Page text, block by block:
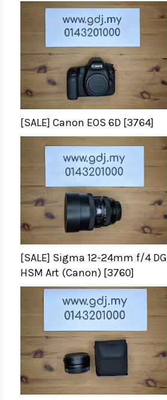
[SALE] Canon EOS 6D [3764]
[SALE] Sigma 12-24mm f/4 DG
HSM Art (Canon) [3760]